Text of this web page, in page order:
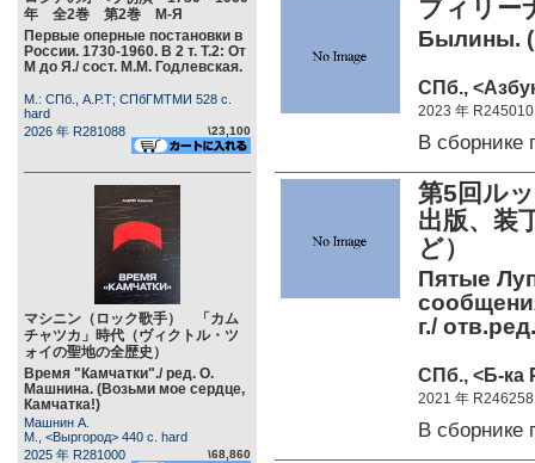
年 全2巻 第2巻 М-Я
Первые оперные постановки в
России. 1730-1960. В 2 т. Т.2: От
М до Я./ сост. М.М. Годлевская.
М.: СПб., А.Р.Т; СПбГМТМИ 528 c.
hard
2026 年 R281088
\23,100
マシニン（ロック歌手） 「カム
チャツカ」時代（ヴィクトル・ツ
ォイの聖地の全歴史）
Время "Камчатки"./ ред. О.
Машнина. (Возьми мое сердце,
Камчатка!)
Машнин А.
М., <Выргород> 440 c. hard
2025 年 R281000
\68,860
ブィリー
Былины.
СПб.,
2023 年 R245010
В сборнике
第5回ル
出版、装
ど）
Пятые
г./
СПб., <Б-ка
2021 年 R246258
В